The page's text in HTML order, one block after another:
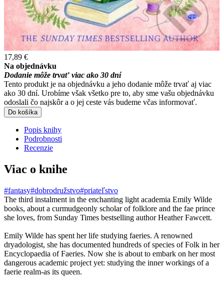
17,89 €
Na objednávku
Dodanie môže trvať viac ako 30 dní
Tento produkt je na objednávku a jeho dodanie môže trvať aj viac
ako 30 dní. Urobíme však všetko pre to, aby sme vašu objednávku
odoslali čo najskôr a o jej ceste vás budeme včas informovať.
Do košíka
Popis knihy
Podrobnosti
Recenzie
Viac o knihe
#fantasy#dobrodružstvo#priateľstvo
The third instalment in the enchanting light academia Emily Wilde
books, about a curmudgeonly scholar of folklore and the fae prince
she loves, from Sunday Times bestselling author Heather Fawcett.
Emily Wilde has spent her life studying faeries. A renowned
dryadologist, she has documented hundreds of species of Folk in her
Encyclopaedia of Faeries. Now she is about to embark on her most
dangerous academic project yet: studying the inner workings of a
faerie realm-as its queen.